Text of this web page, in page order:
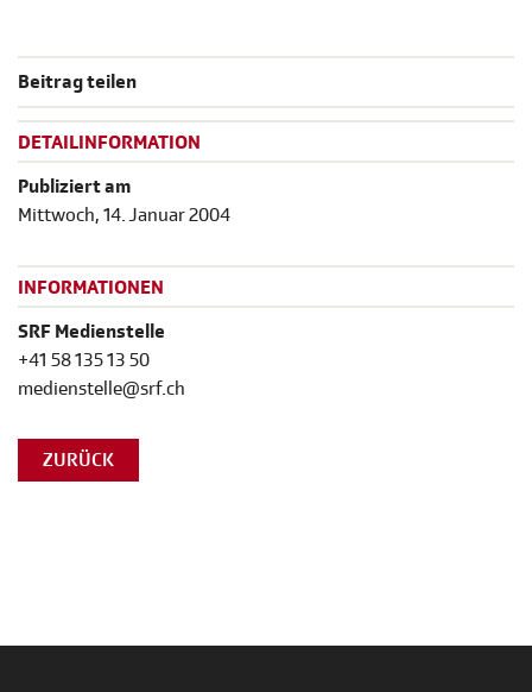
Beitrag teilen
DETAILINFORMATION
Publiziert am
Mittwoch, 14. Januar 2004
INFORMATIONEN
SRF Medienstelle
+41 58 135 13 50
medienstelle@srf.ch
ZURÜCK